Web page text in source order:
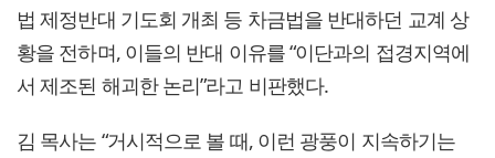
법 제정반대 기도회 개최 등 차금법을 반대하던 교계 상
황을 전하며, 이들의 반대 이유를 “이단과의 접경지역에
서 제조된 해괴한 논리”라고 비판했다.
김 목사는 “거시적으로 볼 때, 이런 광풍이 지속하기는